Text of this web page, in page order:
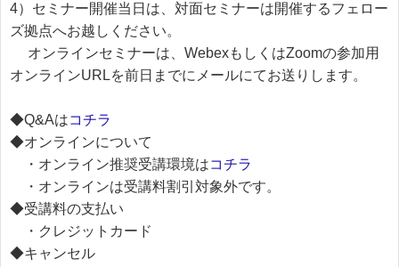
4）セミナー開催当日は、対面セミナーは開催するフェロー
ズ拠点へお越しください。
オンラインセミナーは、WebexもしくはZoomの参加用
オンラインURLを前日までにメールにてお送りします。
◆Q&Aはコチラ
◆オンラインについて
・オンライン推奨受講環境はコチラ
・オンラインは受講料割引対象外です。
◆受講料の支払い
・クレジットカード
◆キャンセル